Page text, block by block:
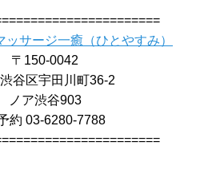
サージ一癒（ひとやすみ）
〒150-0042
谷区宇田川町36-2
ノア渋谷903
約 03-6280-7788